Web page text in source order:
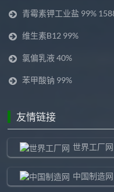
青霉素钾工业盐 99%
维生素B12 99%
氯偏乳液 40%
苯甲酸钠 99%
友情链接
世界工厂网
中国制造网